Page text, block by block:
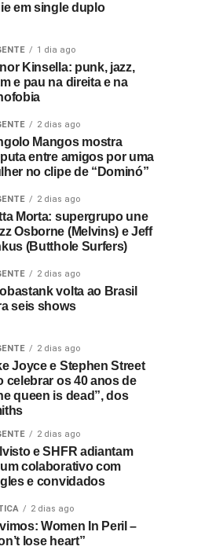
em single duplo
1 dia ago
Kinsella: punk, jazz,
e pau na direita e na
2 dias ago
Mangos mostra
entre amigos por uma
no clipe de “Dominó”
2 dias ago
Morta: supergrupo une
Osborne (Melvins) e Jeff
(Butthole Surfers)
2 dias ago
volta ao Brasil
seis shows
2 dias ago
Joyce e Stephen Street
celebrar os 40 anos de
queen is dead”, dos
2 dias ago
e SHFR adiantam
colaborativo com
e convidados
2 dias ago
Women In Peril –
lose heart”